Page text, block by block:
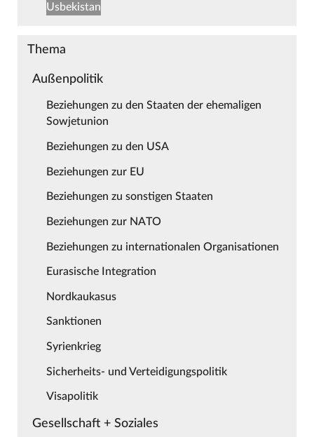
Usbekistan
Thema
Außenpolitik
Beziehungen zu den Staaten der ehemaligen
Sowjetunion
Beziehungen zu den USA
Beziehungen zur EU
Beziehungen zu sonstigen Staaten
Beziehungen zur NATO
Beziehungen zu internationalen Organisationen
Eurasische Integration
Nordkaukasus
Sanktionen
Syrienkrieg
Sicherheits- und Verteidigungspolitik
Visapolitik
Gesellschaft + Soziales